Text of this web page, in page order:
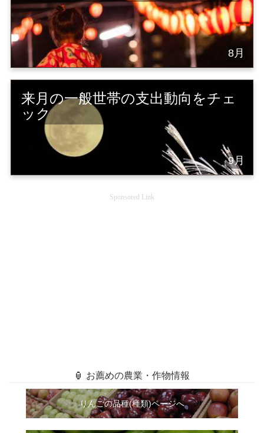
8月
来月の一般世帯の支出動向をチェ
ック
9月
Sponsored Link
🏮 お薦めの農業・作物情報
りんごの品種(種類)ページへ